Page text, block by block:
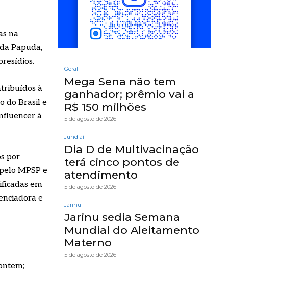
na
Papuda,
à
do Brasil e
à
por
MPSP e
em
e
Geral
Mega Sena não tem
ganhador; prêmio vai a
R$ 150 milhões
5 de agosto de 2026
Jundiaí
Dia D de Multivacinação
terá cinco pontos de
atendimento
5 de agosto de 2026
Jarinu
Jarinu sedia Semana
Mundial do Aleitamento
Materno
5 de agosto de 2026